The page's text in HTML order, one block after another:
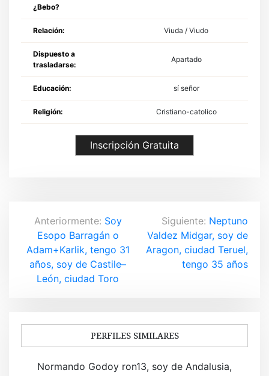
¿Bebo?
Relación: Viuda / Viudo
Dispuesto a
trasladarse:
Apartado
Educación: sí señor
Religión: Cristiano-catolico
Inscripción Gratuita
N
a
v
Anteriormente: Soy
Esopo Barragán o
Adam+Karlik, tengo 31
años, soy de Castile–
León, ciudad Toro
Siguiente: Neptuno
Valdez Midgar, soy de
Aragon, ciudad Teruel,
tengo 35 años
PERFILES SIMILARES
Normando Godoy ron13, soy de Andalusia,